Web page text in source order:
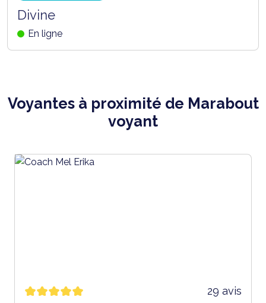
Divine
En ligne
Voyantes à proximité de Marabout
voyant
29 avis